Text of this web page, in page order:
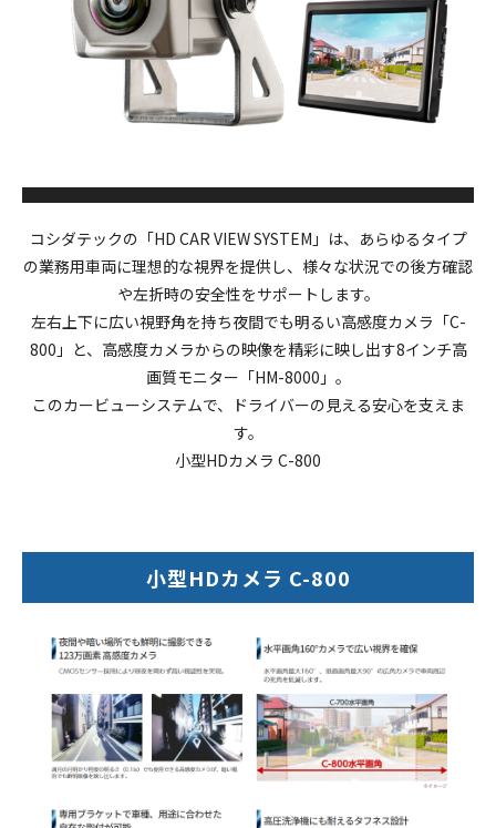
コシダテックの「HD CAR VIEW SYSTEM」は、あらゆるタイプ
の業務用車両に理想的な視界を提供し、様々な状況での後方確認
や左折時の安全性をサポートします。
左右上下に広い視野角を持ち夜間でも明るい高感度カメラ「C-
800」と、高感度カメラからの映像を精彩に映し出す8インチ高
画質モニター「HM-8000」。
このカービューシステムで、ドライバーの見える安心を支えま
す。
小型HDカメラ C-800
小型HDカメラ C-800